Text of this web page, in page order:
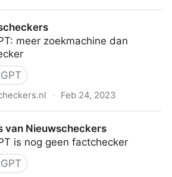
meer zoekmachine dan
· Feb 24, 2023
van Nieuwscheckers
is nog geen factchecker